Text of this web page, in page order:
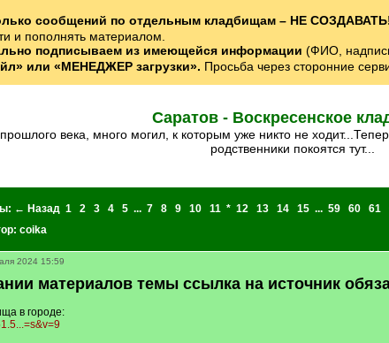
сообщений по отдельным кладбищам – НЕ
и пополнять материалом.
подписываем из имеющейся информации (ФИО,
или «МЕНЕДЖЕР загрузки». Просьба через сторонние
Саратов - Воскресенское
родственники покоятся тут...
← Назад 1 2 3 4 5 ... 7 8 9 10 11 * 12 13 14 15 ... 59 60 61
coika
2024 15:59
материалов темы ссылка на источник
в городе: